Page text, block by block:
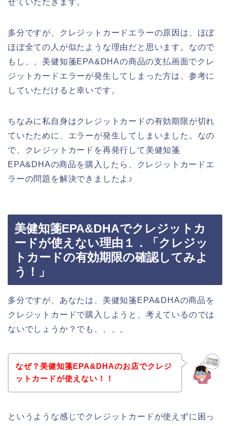
せていただきます。
多分ですが、クレジットカードエラーの原因は、ほぼ
ほぼ全ての人が似たような理由だと思います。なので
もし、、美健知箋EPA&DHAの商品の支払画面でクレ
ジットカードエラーが発生してしまった方は、参考に
していただけると幸いです。
ちなみに私自身はクレジットカードの有効期限が切れ
ていたために、エラーが発生してしまいました。なの
で、クレジットカードを再発行して美健知箋
EPA&DHAの商品を購入したら、クレジットカードエ
ラーの問題を解決できましたよ♪
美健知箋EPA&DHAでクレジットカ
ードが使えない理由１．「クレジッ
トカードの有効期限の確認してみよ
う！」
多分ですが、あなたは、美健知箋EPA&DHAの商品を
クレジットカードで購入しようと、考えているのでは
ないでしょうか？でも、、、。
なぜ？美健知箋EPA&DHAのお店でクレジ
ットカードが使えない！！
というような感じでクレジットカードが使えずに困っ